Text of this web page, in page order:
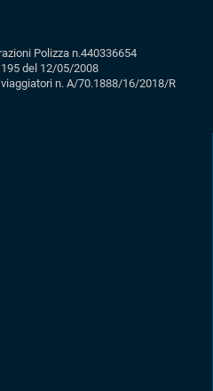
Polizza n.440336654
del 12/05/2008
n. A/70.1888/16/2018/R